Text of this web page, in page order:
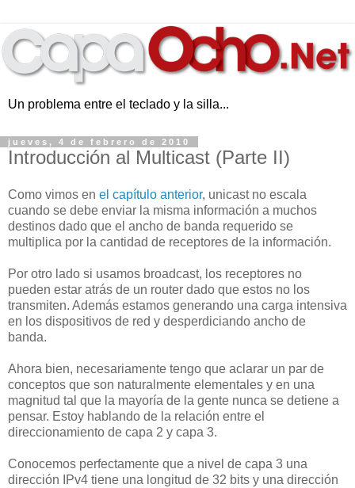
Un problema entre el teclado y la silla...
jueves, 4 de febrero de 2010
Introducción al Multicast (Parte II)
Como vimos en el capítulo anterior, unicast no escala
cuando se debe enviar la misma información a muchos
destinos dado que el ancho de banda requerido se
multiplica por la cantidad de receptores de la información.
Por otro lado si usamos broadcast, los receptores no
pueden estar atrás de un router dado que estos no los
transmiten. Además estamos generando una carga intensiva
en los dispositivos de red y desperdiciando ancho de
banda.
Ahora bien, necesariamente tengo que aclarar un par de
conceptos que son naturalmente elementales y en una
magnitud tal que la mayoría de la gente nunca se detiene a
pensar. Estoy hablando de la relación entre el
direccionamiento de capa 2 y capa 3.
Conocemos perfectamente que a nivel de capa 3 una
dirección IPv4 tiene una longitud de 32 bits y una dirección